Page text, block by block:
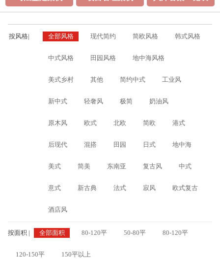
按风格| 全部风格 现代简约 简欧风格 韩式风格
中式风格 田园风格 地中海风格
美式乡村 其他 简约中式 工业风
新中式 轻奢风 极简 奶油风
原木风 欧式 北欧 简欧 港式
后现代 混搭 田园 日式 地中海
美式 简美 东南亚 复古风 中式
意式 新古典 法式 寂风 欧式复古
酒店风
按面积 | 全部面积 80-120平 50-80平 80-120平
120-150平 150平以上